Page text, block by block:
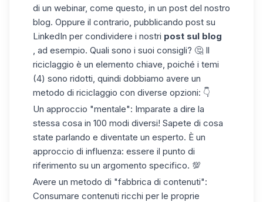
di un webinar, come questo, in un post del nostro
blog. Oppure il contrario, pubblicando post su
LinkedIn per condividere i nostri post sul blog
, ad esempio. Quali sono i suoi consigli? 🤔 Il
riciclaggio è un elemento chiave, poiché i temi
(4) sono ridotti, quindi dobbiamo avere un
metodo di riciclaggio con diverse opzioni: 👇
Un approccio "mentale": Imparate a dire la
stessa cosa in 100 modi diversi! Sapete di cosa
state parlando e diventate un esperto. È un
approccio di influenza: essere il punto di
riferimento su un argomento specifico. 💯
Avere un metodo di "fabbrica di contenuti":
Consumare contenuti ricchi per le proprie